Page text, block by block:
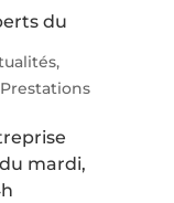
du
,
Prestations
mardi,